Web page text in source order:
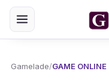
Gamelade/GAME ONLINE